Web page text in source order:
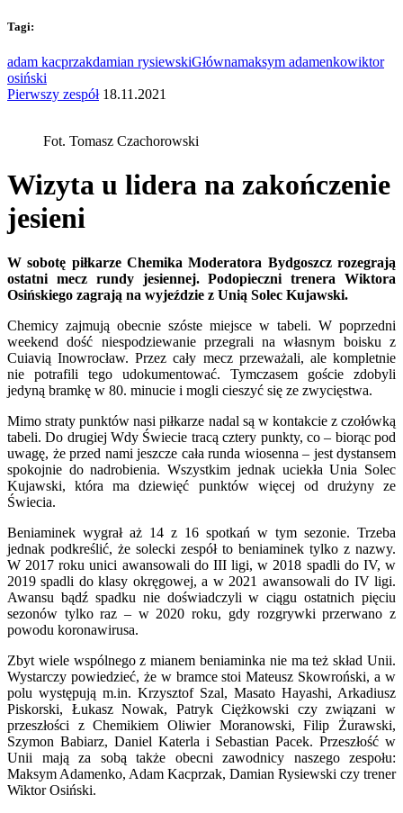
Tagi:
adam kacprzakdamian rysiewskiGłównamaksym adamenkowiktor
osiński
Pierwszy zespół 18.11.2021
Fot. Tomasz Czachorowski
Wizyta u lidera na zakończenie
jesieni
W sobotę piłkarze Chemika Moderatora Bydgoszcz rozegrają
ostatni mecz rundy jesiennej. Podopieczni trenera Wiktora
Osińskiego zagrają na wyjeździe z Unią Solec Kujawski.
Chemicy zajmują obecnie szóste miejsce w tabeli. W poprzedni
weekend dość niespodziewanie przegrali na własnym boisku z
Cuiavią Inowrocław. Przez cały mecz przeważali, ale kompletnie
nie potrafili tego udokumentować. Tymczasem goście zdobyli
jedyną bramkę w 80. minucie i mogli cieszyć się ze zwycięstwa.
Mimo straty punktów nasi piłkarze nadal są w kontakcie z czołówką
tabeli. Do drugiej Wdy Świecie tracą cztery punkty, co – biorąc pod
uwagę, że przed nami jeszcze cała runda wiosenna – jest dystansem
spokojnie do nadrobienia. Wszystkim jednak uciekła Unia Solec
Kujawski, która ma dziewięć punktów więcej od drużyny ze
Świecia.
Beniaminek wygrał aż 14 z 16 spotkań w tym sezonie. Trzeba
jednak podkreślić, że solecki zespół to beniaminek tylko z nazwy.
W 2017 roku unici awansowali do III ligi, w 2018 spadli do IV, w
2019 spadli do klasy okręgowej, a w 2021 awansowali do IV ligi.
Awansu bądź spadku nie doświadczyli w ciągu ostatnich pięciu
sezonów tylko raz – w 2020 roku, gdy rozgrywki przerwano z
powodu koronawirusa.
Zbyt wiele wspólnego z mianem beniaminka nie ma też skład Unii.
Wystarczy powiedzieć, że w bramce stoi Mateusz Skowroński, a w
polu występują m.in. Krzysztof Szal, Masato Hayashi, Arkadiusz
Piskorski, Łukasz Nowak, Patryk Ciężkowski czy związani w
przeszłości z Chemikiem Oliwier Moranowski, Filip Żurawski,
Szymon Babiarz, Daniel Katerla i Sebastian Pacek. Przeszłość w
Unii mają za sobą także obecni zawodnicy naszego zespołu:
Maksym Adamenko, Adam Kacprzak, Damian Rysiewski czy trener
Wiktor Osiński.